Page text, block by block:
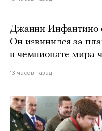
Джанни Инфантино
Он извинился за
в чемпионате мира
13 часов назад